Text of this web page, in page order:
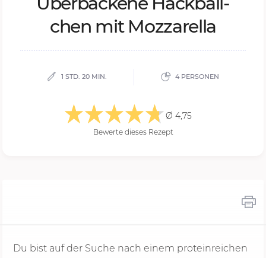
chen mit Moz­za­rel­la
1 STD. 20 MIN. 4 PERSONEN
Ø 4,75
Bewerte dieses Rezept
Du bist auf der Suche nach einem proteinreichen